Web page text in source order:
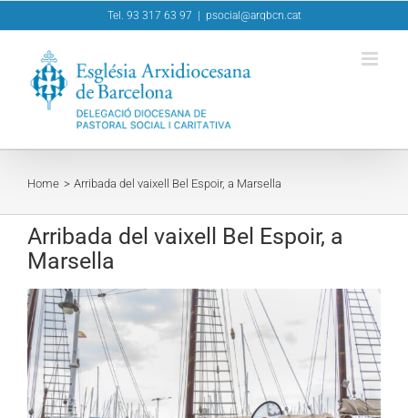
to
Tel. 93 317 63 97 psocial@arqbcn.cat
Home Arribada del vaixell Bel Espoir, a Marsella
Arribada del vaixell Bel Espoir, a
Marsella
View
Larger
Image